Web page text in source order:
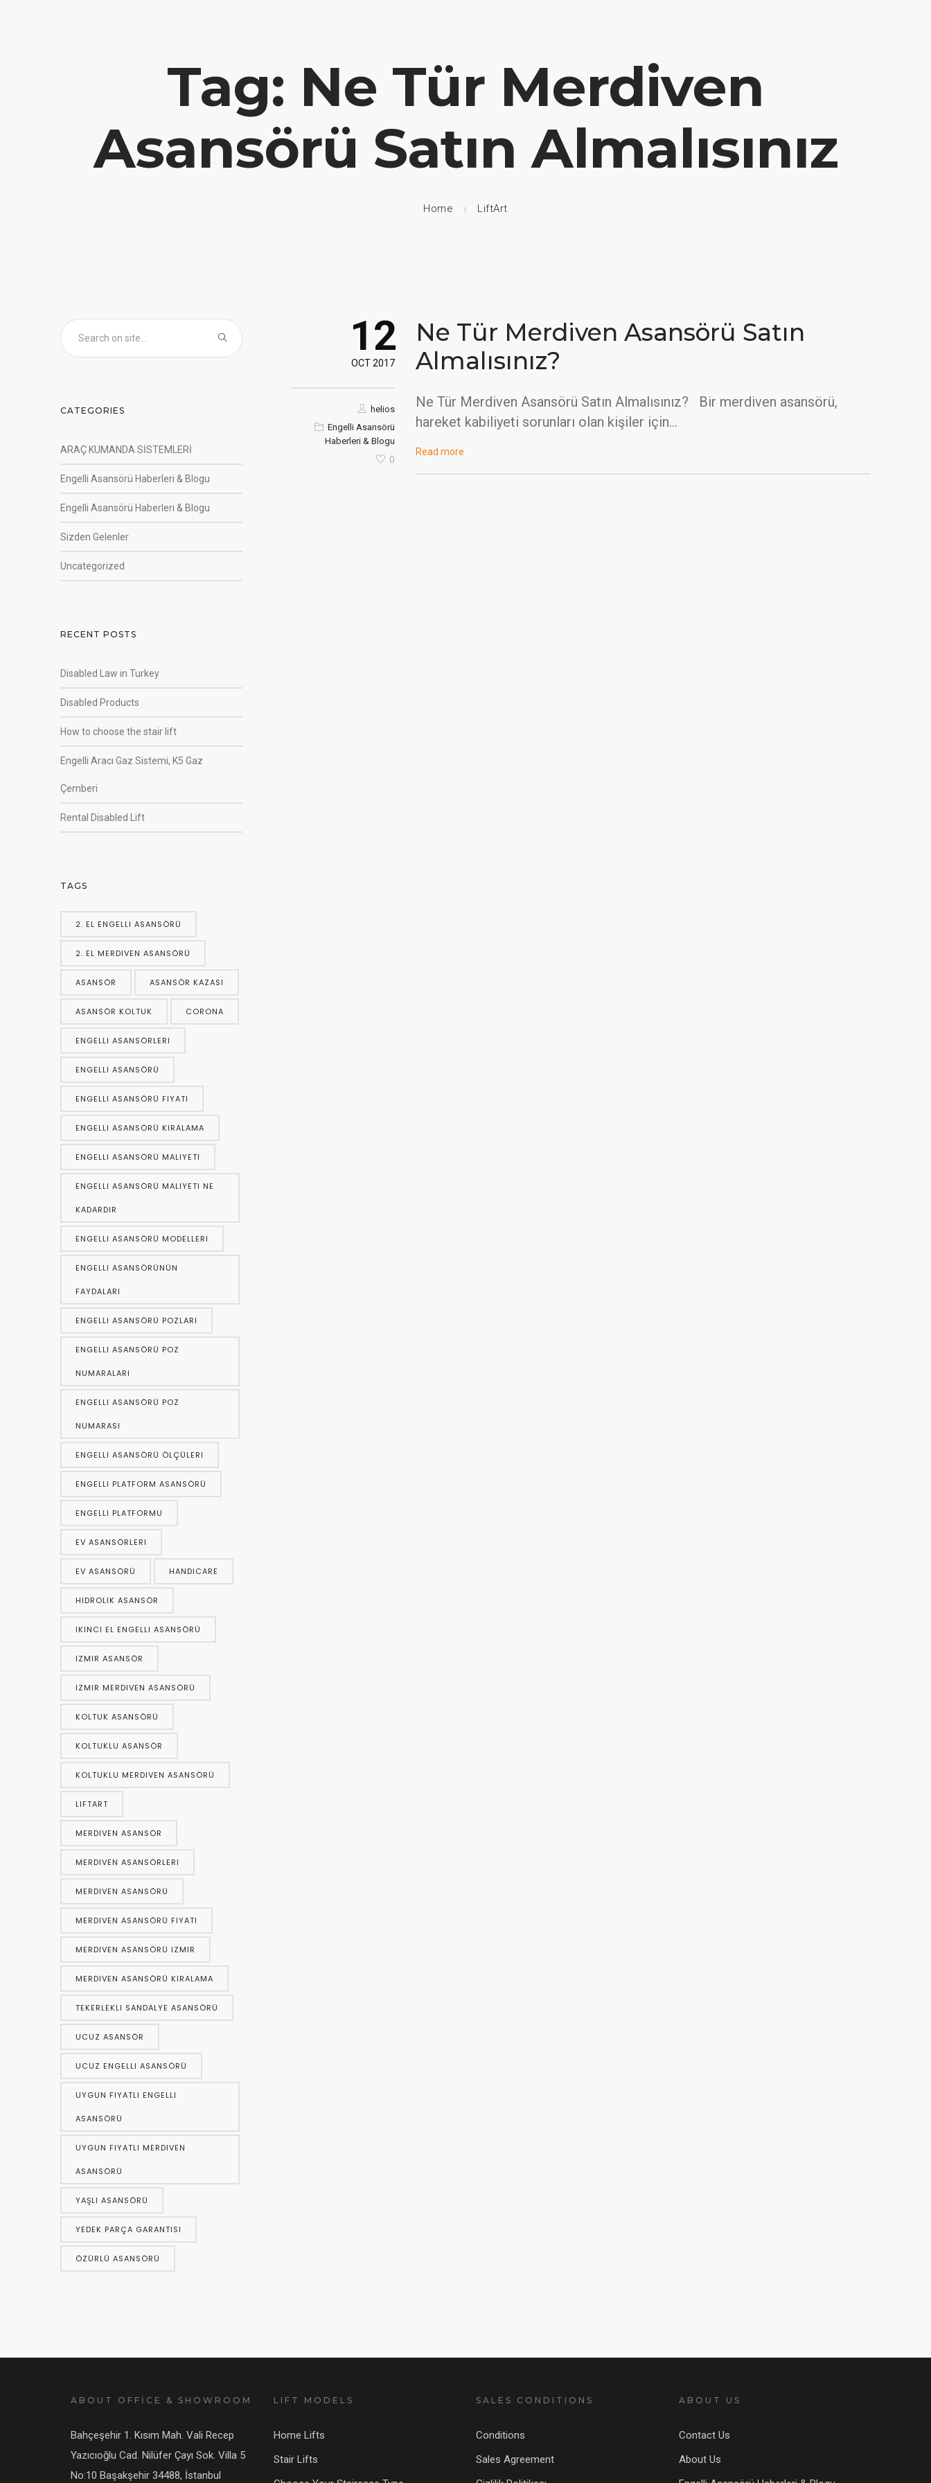
Tag: Ne Tür Merdiven
Asansörü Satın Almalısınız
Home LiftArt
CATEGORIES
ARAÇ KUMANDA SİSTEMLERİ
Engelli Asansörü Haberleri & Blogu
Engelli Asansörü Haberleri & Blogu
Sizden Gelenler
Uncategorized
RECENT POSTS
Disabled Law in Turkey
Disabled Products
How to choose the stair lift
Engelli Aracı Gaz Sistemi, K5 Gaz
Çemberi
Rental Disabled Lift
TAGS
2. EL ENGELLI ASANSÖRÜ
2. EL MERDIVEN ASANSÖRÜ
ASANSÖR ASANSÖR KAZASI
ASANSÖR KOLTUK CORONA
ENGELLI ASANSÖRLERI
ENGELLI ASANSÖRÜ
ENGELLI ASANSÖRÜ FIYATI
ENGELLI ASANSÖRÜ KIRALAMA
ENGELLI ASANSÖRÜ MALIYETI
ENGELLI ASANSÖRÜ MALIYETI NE
KADARDIR
ENGELLI ASANSÖRÜ MODELLERI
ENGELLI ASANSÖRÜNÜN
FAYDALARI
ENGELLI ASANSÖRÜ POZLARI
ENGELLI ASANSÖRÜ POZ
NUMARALARI
ENGELLI ASANSÖRÜ POZ
NUMARASI
ENGELLI ASANSÖRÜ ÖLÇÜLERI
ENGELLI PLATFORM ASANSÖRÜ
ENGELLI PLATFORMU
EV ASANSÖRLERI
EV ASANSÖRÜ HANDICARE
HIDROLIK ASANSÖR
IKINCI EL ENGELLI ASANSÖRÜ
IZMIR ASANSÖR
IZMIR MERDIVEN ASANSÖRÜ
KOLTUK ASANSÖRÜ
KOLTUKLU ASANSÖR
KOLTUKLU MERDIVEN ASANSÖRÜ
LIFTART
MERDIVEN ASANSÖR
MERDIVEN ASANSÖRLERI
MERDIVEN ASANSÖRÜ
MERDIVEN ASANSÖRÜ FIYATI
MERDIVEN ASANSÖRÜ IZMIR
MERDIVEN ASANSÖRÜ KIRALAMA
TEKERLEKLI SANDALYE ASANSÖRÜ
UCUZ ASANSÖR
UCUZ ENGELLI ASANSÖRÜ
UYGUN FIYATLI ENGELLI
ASANSÖRÜ
UYGUN FIYATLI MERDIVEN
ASANSÖRÜ
YAŞLI ASANSÖRÜ
YEDEK PARÇA GARANTISI
ÖZÜRLÜ ASANSÖRÜ
12
OCT 2017
helios
Engelli Asansörü
Haberleri & Blogu
0
Ne Tür Merdiven Asansörü Satın
Almalısınız?
Ne Tür Merdiven Asansörü Satın Almalısınız? Bir merdiven asansörü,
hareket kabiliyeti sorunları olan kişiler için…
Read more
ABOUT OFFİCE & SHOWROOM
Bahçeşehir 1. Kısım Mah. Vali Recep
Yazıcıoğlu Cad. Nilüfer Çayı Sok. Villa 5
No:10 Başakşehir 34488, İstanbul
LIFT MODELS
Home Lifts
Stair Lifts
SALES CONDITIONS
Conditions
Sales Agreement
ABOUT US
Contact Us
About Us